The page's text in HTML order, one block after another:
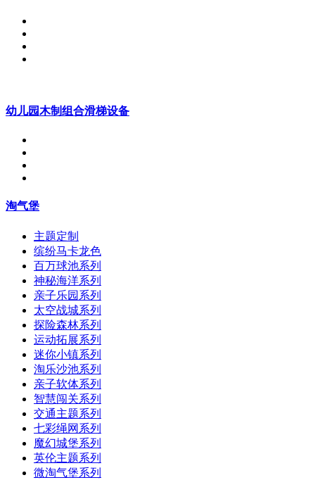
幼儿园木制组合滑梯设备
淘气堡
主题定制
缤纷马卡龙色
百万球池系列
神秘海洋系列
亲子乐园系列
太空战城系列
探险森林系列
运动拓展系列
迷你小镇系列
淘乐沙池系列
亲子软体系列
智慧闯关系列
交通主题系列
七彩绳网系列
魔幻城堡系列
英伦主题系列
微淘气堡系列